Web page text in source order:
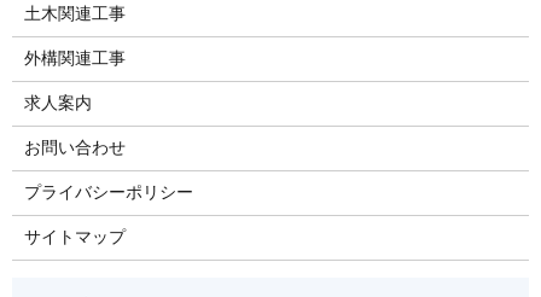
土木関連工事
外構関連工事
求人案内
お問い合わせ
プライバシーポリシー
サイトマップ